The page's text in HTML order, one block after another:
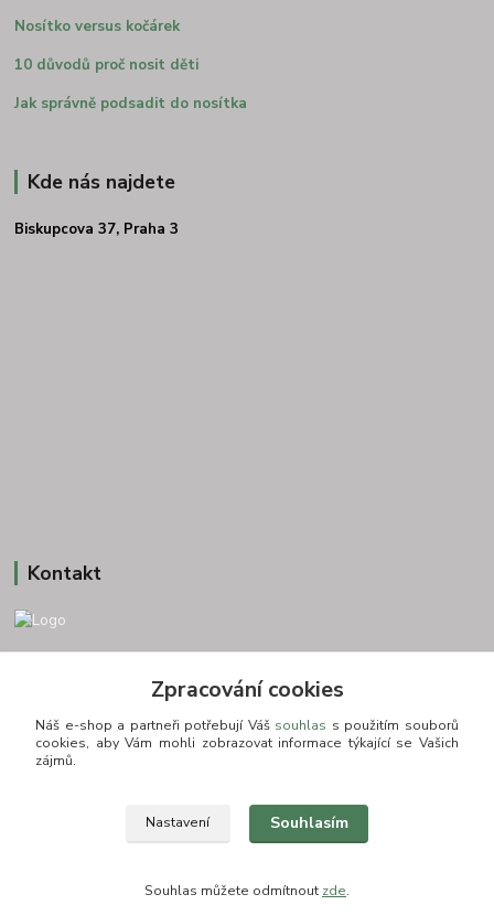
Nosítko versus kočárek
10 důvodů proč nosit děti
Jak správně podsadit do nosítka
Kde nás najdete
Biskupcova 37, Praha 3
Kontakt
Otevírací doba: PO-PÁ: 9:00-16:00 NUTNÁ REZERVACE
info@zkusnositko.cz
© Copyright 2015-2026 ZkusNositko.cz
Zpracování cookies
Náš e-shop a partneři potřebují Váš souhlas s použitím souborů
cookies, aby Vám mohli zobrazovat informace týkající se Vašich
zájmů.
Nastavení Souhlasím
Souhlas můžete odmítnout zde.